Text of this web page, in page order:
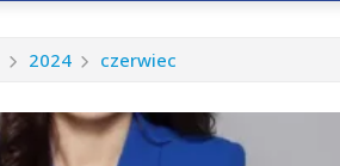
2024 czerwiec